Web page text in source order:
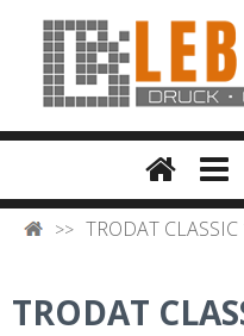
TRODAT
TRODAT